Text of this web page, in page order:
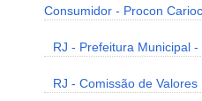
Consumidor - Procon
RJ - Prefeitura Municipal
RJ - Comissão de